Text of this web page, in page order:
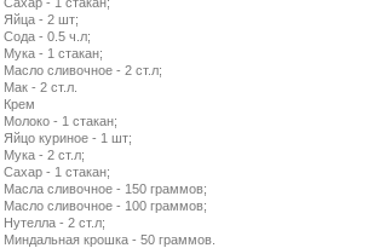
Яйца - 2 шт;
Сода - 0.5 ч.л;
Мука - 1 стакан;
Масло сливочное - 2 ст.л;
Мак - 2 ст.л.
Крем
Молоко - 1 стакан;
Яйцо куриное - 1 шт;
Мука - 2 ст.л;
Сахар - 1 стакан;
Масла сливочное - 150 граммов;
Масло сливочное - 100 граммов;
Нутелла - 2 ст.л;
Миндальная крошка - 50 граммов.